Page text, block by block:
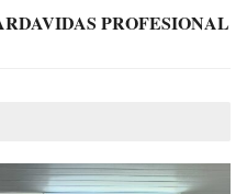
PROFESIONAL